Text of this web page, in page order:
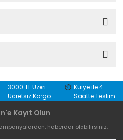
3000 TL Üzeri
Ücretsiz Kargo
Kurye ile 4
Saatte Teslim
Kayıt Olun
haberdar olabilirsiniz.